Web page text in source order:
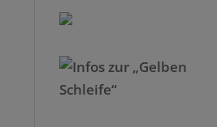
Infos zur „Gelben
Schleife“